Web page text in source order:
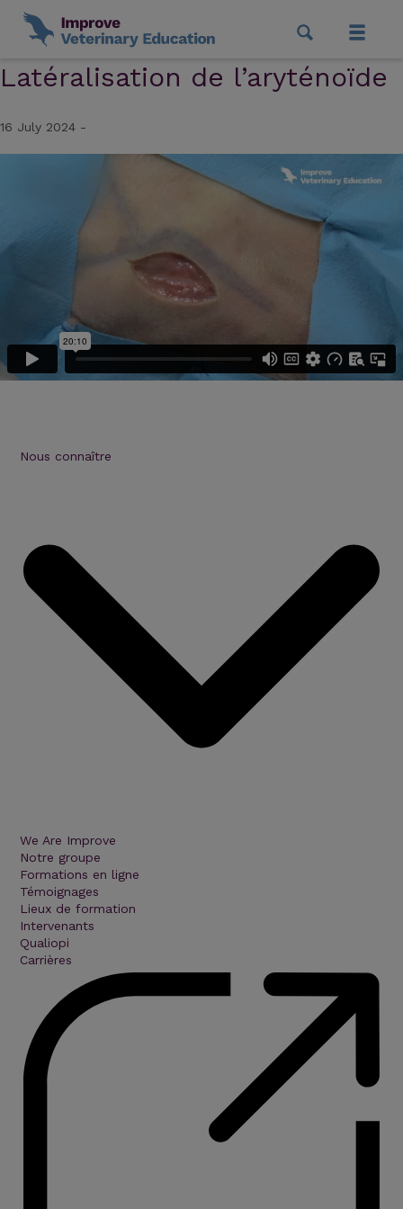
Latéralisation de l’aryténoïde
16 July 2024 -
Nous connaître
We Are Improve
Notre groupe
Formations en ligne
Témoignages
Lieux de formation
Intervenants
Qualiopi
Carrières